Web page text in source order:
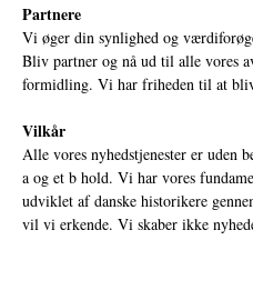
Partnere
Vi øger din synlighed og
Bliv partner og nå ud til alle vores
formidling. Vi har friheden til at
Vilkår
Alle vores nyhedstjenester er uden
a og et b hold. Vi har vores
udviklet af danske historikere
vil vi erkende. Vi skaber ikke